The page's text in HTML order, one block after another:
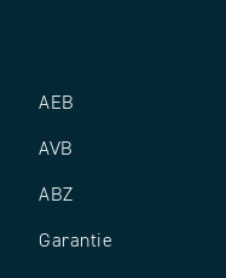
AEB
AVB
ABZ
Garantie